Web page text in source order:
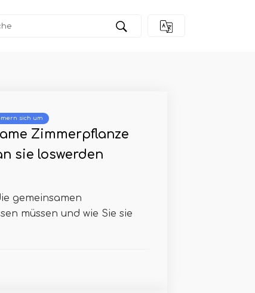
sich um
Zimmerpflanze
sie loswerden
gemeinsamen
müssen und wie Sie sie